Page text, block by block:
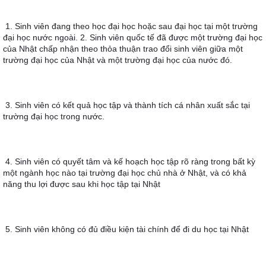
1. Sinh viên đang theo học đại học hoặc sau đại học tại một trường
đại học nước ngoài. 2. Sinh viên quốc tế đã được một trường đại học
của Nhật chấp nhận theo thỏa thuận trao đổi sinh viên giữa một
trường đại học của Nhật và một trường đại học của nước đó.
3. Sinh viên có kết quả học tập và thành tích cá nhân xuất sắc tại
trường đại học trong nước.
4. Sinh viên có quyết tâm và kế hoạch học tập rõ ràng trong bất kỳ
một ngành học nào tại trường đại học chủ nhà ở Nhật, và có khả
năng thu lợi được sau khi học tập tại Nhật
5. Sinh viên không có đủ điều kiện tài chính để đi du học tại Nhật